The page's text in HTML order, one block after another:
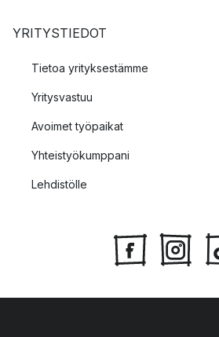
YRITYSTIEDOT
Tietoa yrityksestämme
Yritysvastuu
Avoimet työpaikat
Yhteistyökumppani
Lehdistölle